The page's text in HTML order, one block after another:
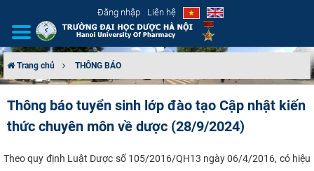
Đăng nhập Liên hệ
CƠ CẤU TỔ CHỨC
TUYỂN SINH
Trang chủ THÔNG BÁO
Thông báo tuyển sinh lớp đào tạo Cập nhật kiến
thức chuyên môn về dược (28/9/2024)
Theo quy định Luật Dược số 105/2016/QH13 ngày 06/4/2016, có hiệu